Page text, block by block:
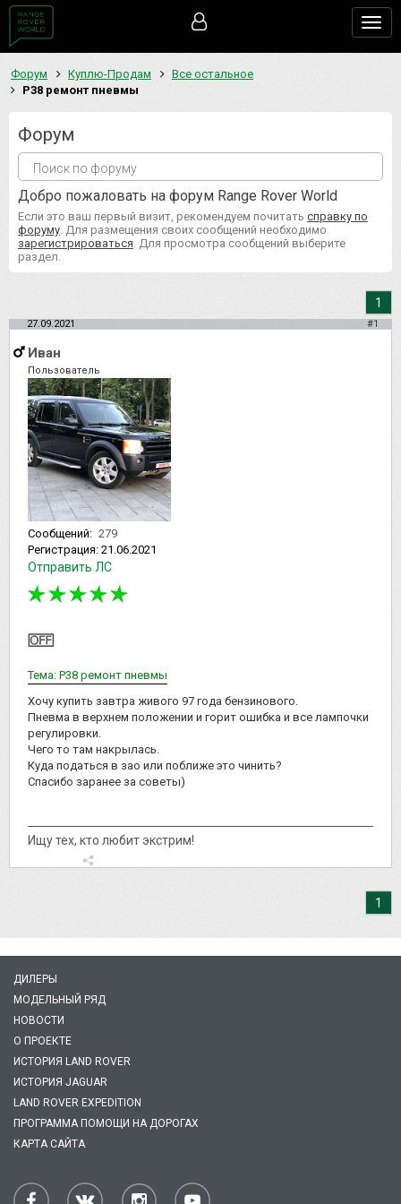
Форум Куплю-Продам
Все остальное
P38 ремонт пневмы
Форум
Добро пожаловать на форум Range Rover World
Если это ваш первый визит, рекомендуем почитать справку по
форуму . Для размещения своих сообщений необходимо
зарегистрироваться . Для просмотра сообщений выберите
раздел.
1
27.09.2021 #1
Иван
Пользователь
Сообщений: 279
Регистрация: 21.06.2021
Отправить ЛС
Тема: P38 ремонт пневмы
Хочу купить завтра живого 97 года бензинового.
Пневма в верхнем положении и горит ошибка и все лампочки
регулировки.
Чего то там накрылась.
Куда податься в зао или поближе это чинить?
Спасибо заранее за советы)
Ищу тех, кто любит экстрим!
1
ДИЛЕРЫ
МОДЕЛЬНЫЙ РЯД
НОВОСТИ
О ПРОЕКТЕ
ИСТОРИЯ LAND ROVER
ИСТОРИЯ JAGUAR
LAND ROVER EXPEDITION
ПРОГРАММА ПОМОЩИ НА ДОРОГАХ
КАРТА САЙТА